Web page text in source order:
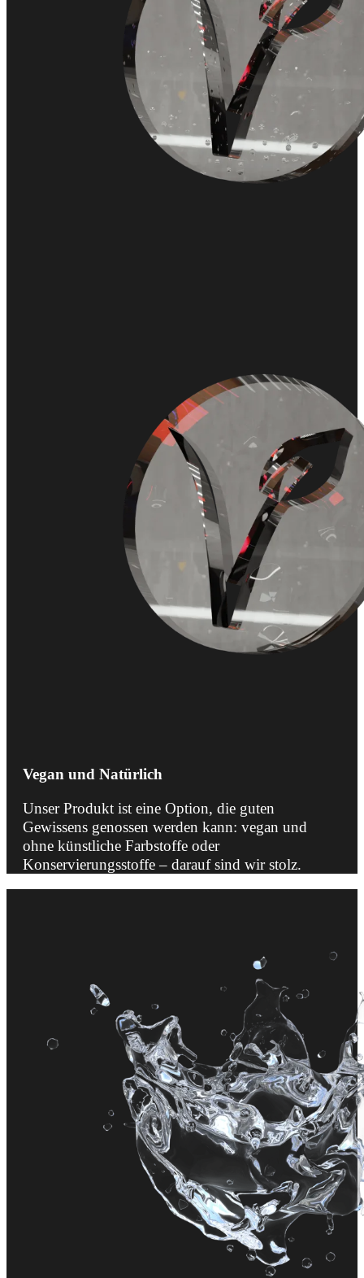
Vegan und Natürlich
Unser Produkt ist eine Option, die guten
Gewissens genossen werden kann: vegan und
ohne künstliche Farbstoffe oder
Konservierungsstoffe – darauf sind wir stolz.